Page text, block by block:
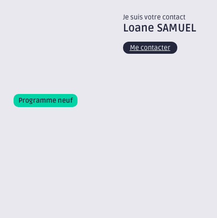
Je suis votre contact
Loane SAMUEL
Me contacter
Programme neuf